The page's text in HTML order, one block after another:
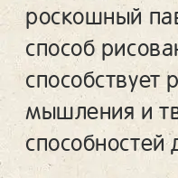
роскошный
способ
способствует
мышления и
способностей